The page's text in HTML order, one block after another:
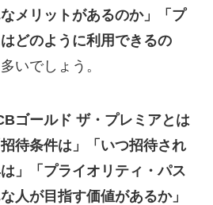
メリットがあるのか」「プ
どのように利用できるの
いでしょう。
ゴールド ザ・プレミアとは
待条件は」「いつ招待され
」「プライオリティ・パス
人が目指す価値があるか」